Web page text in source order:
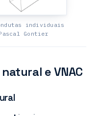
individuais
Gontier
e VNAC